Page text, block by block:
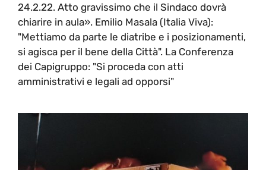
24.2.22. Atto gravissimo che il Sindaco dovrà
chiarire in aula». Emilio Masala (Italia Viva):
"Mettiamo da parte le diatribe e i posizionamenti,
si agisca per il bene della Città". La Conferenza
dei Capigruppo: "Si proceda con atti
amministrativi e legali ad opporsi"